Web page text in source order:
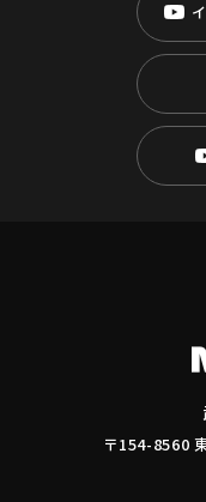
〒154-8560